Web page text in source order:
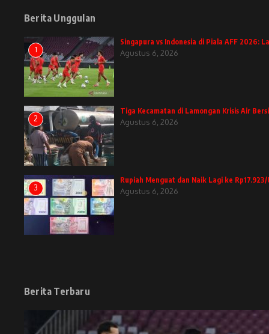
Berita Unggulan
1
Singapura vs Indonesia di Piala AFF 2026:
Agustus 6, 2026
2
Tiga Kecamatan di Lamongan Krisis Air
Agustus 6, 2026
3
Rupiah Menguat dan Naik Lagi ke Rp17.923/
Agustus 6, 2026
Berita Terbaru